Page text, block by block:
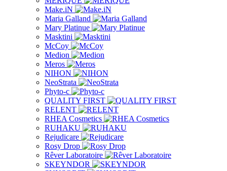
Make.iN
Maria Galland
Mary Platinue
Masktini
McCoy
Medion
Meros
NIHON
NeoStrata
Phyto-c
QUALITY FIRST
RELENT
RHEA Cosmetics
RUHAKU
Rejudicare
Rosy Drop
Rêver Laboratoire
SKEYNDOR